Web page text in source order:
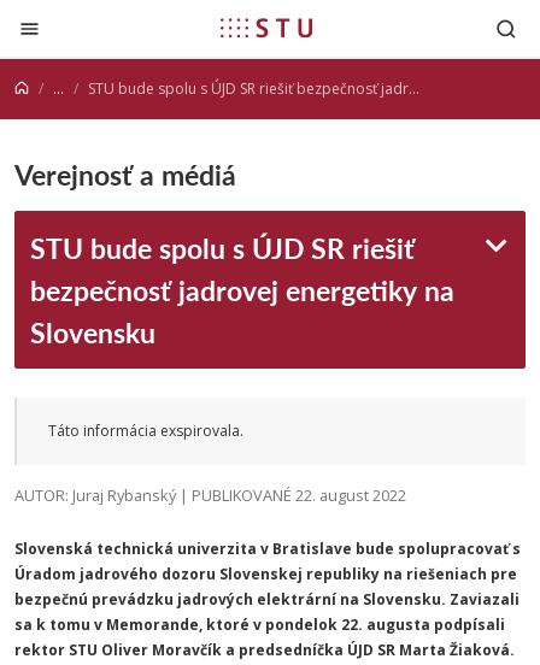
Prejsť na obsah
... STU bude spolu s ÚJD SR riešiť bezpečnosť jadrovej energetiky na Slovensku
Verejnosť a médiá
STU bude spolu s ÚJD SR riešiť
bezpečnosť jadrovej energetiky na
Slovensku
Táto informácia exspirovala.
AUTOR: Juraj Rybanský | PUBLIKOVANÉ 22. august 2022
Slovenská technická univerzita v Bratislave bude spolupracovať s
Úradom jadrového dozoru Slovenskej republiky na riešeniach pre
bezpečnú prevádzku jadrových elektrární na Slovensku. Zaviazali
sa k tomu v Memorande, ktoré v pondelok 22. augusta podpísali
rektor STU Oliver Moravčík a predsedníčka ÚJD SR Marta Žiaková.